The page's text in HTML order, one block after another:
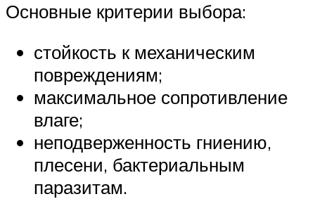
Основные критерии выбора:
стойкость к механическим
повреждениям;
максимальное сопротивление
влаге;
неподверженность гниению,
плесени, бактериальным
паразитам.